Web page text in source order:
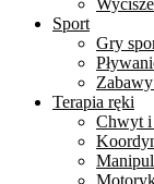
Sport
Gry
Terapia ręki
Chwyt i